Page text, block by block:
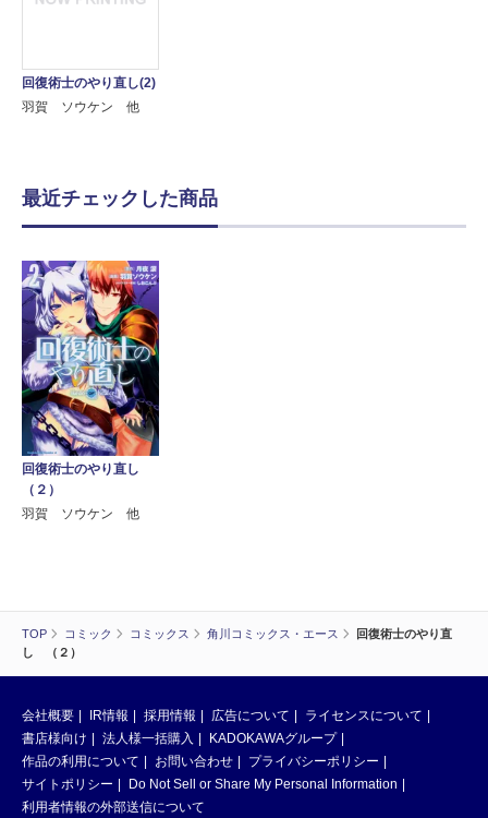
TOP コミック コミックス 角川コミックス・エース
回復術士のやり直
し （２）
回復術士のやり直し(2)
羽賀 ソウケン 他
最近チェックした商品
回復術士のやり直し
（２）
羽賀 ソウケン 他
会社概要 IR情報 採用情報 広告について
ライセンスについて
書店様向け
法人様一括購入
KADOKAWAグループ
作品の利用について
お問い合わせ
プライバシーポリシー
サイトポリシー
Do Not Sell or Share My Personal Information
利用者情報の外部送信について